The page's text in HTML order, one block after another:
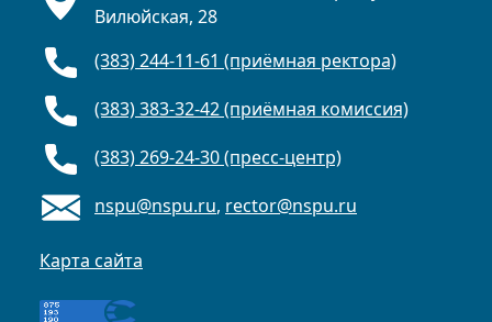
Вилюйская, 28
(383) 244-11-61 (приёмная ректора)
(383) 383-32-42 (приёмная комиссия)
(383) 269-24-30 (пресс-центр)
nspu@nspu.ru, rector@nspu.ru
Карта сайта